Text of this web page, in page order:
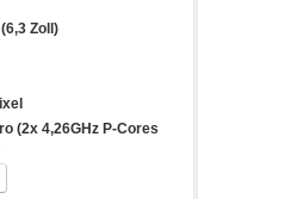
Zoll)
(2x 4,26GHz P-Cores